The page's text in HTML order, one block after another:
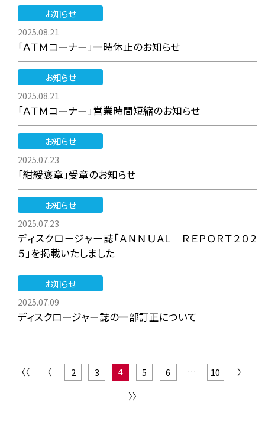
お知らせ
2025.08.21
「ＡＴＭコーナー」一時休止のお知らせ
お知らせ
2025.08.21
「ＡＴＭコーナー」営業時間短縮のお知らせ
お知らせ
2025.07.23
「紺綬褒章」受章のお知らせ
お知らせ
2025.07.23
ディスクロージャー誌「ＡＮＮＵＡＬ ＲＥＰＯＲＴ２０２
５」を掲載いたしました
お知らせ
2025.07.09
ディスクロージャー誌の一部訂正について
〈〈 〈 2 3 4 5 6 10
〉
〉〉